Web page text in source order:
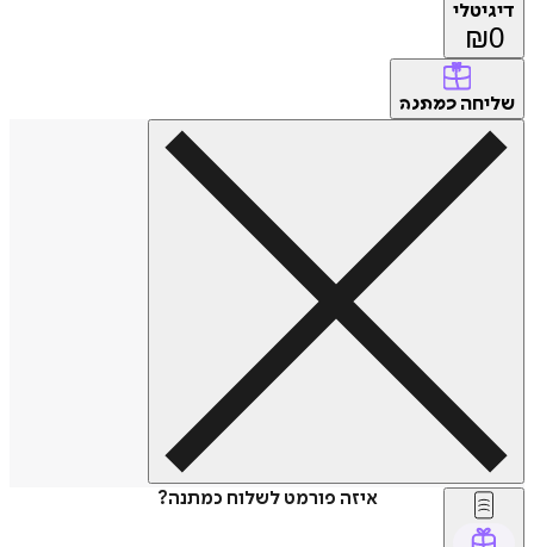
דיגיטלי
₪0
שליחה כמתנה
איזה פורמט לשלוח כמתנה?